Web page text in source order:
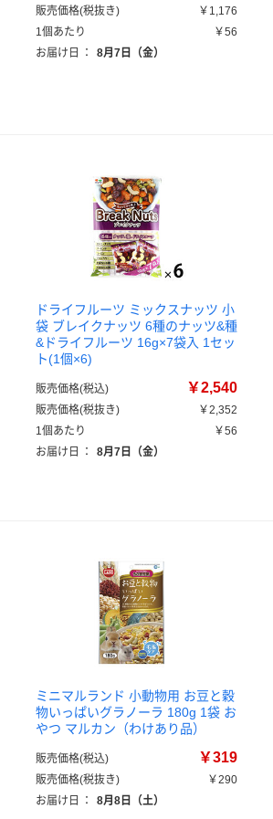
販売価格(税抜き)
￥1,176
1個あたり
￥56
お届け日
： 8月7日（金）
ドライフルーツ ミックスナッツ 小
袋 ブレイクナッツ 6種のナッツ&種
&ドライフルーツ 16g×7袋入 1セッ
ト(1個×6)
販売価格(税込) ￥2,540
販売価格(税抜き)
￥2,352
1個あたり
￥56
お届け日
： 8月7日（金）
ミニマルランド 小動物用 お豆と穀
物いっぱいグラノーラ 180g 1袋 お
やつ マルカン（わけあり品）
販売価格(税込) ￥319
販売価格(税抜き)
￥290
お届け日
： 8月8日（土）